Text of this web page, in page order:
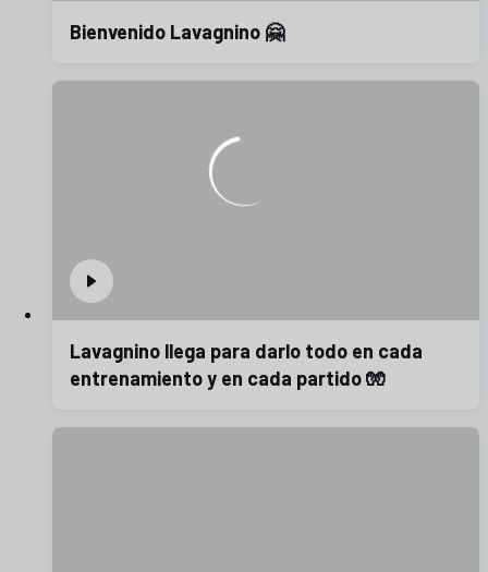
Bienvenido Lavagnino 🤗
Lavagnino llega para darlo todo en cada
entrenamiento y en cada partido 🧤